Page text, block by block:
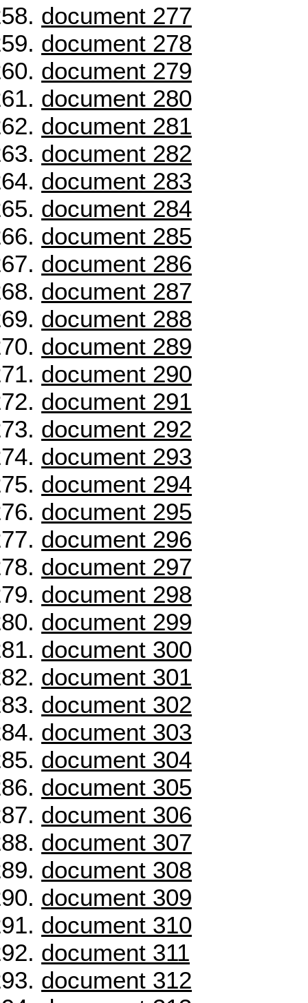
document 277
document 278
document 279
document 280
document 281
document 282
document 283
document 284
document 285
document 286
document 287
document 288
document 289
document 290
document 291
document 292
document 293
document 294
document 295
document 296
document 297
document 298
document 299
document 300
document 301
document 302
document 303
document 304
document 305
document 306
document 307
document 308
document 309
document 310
document 311
document 312